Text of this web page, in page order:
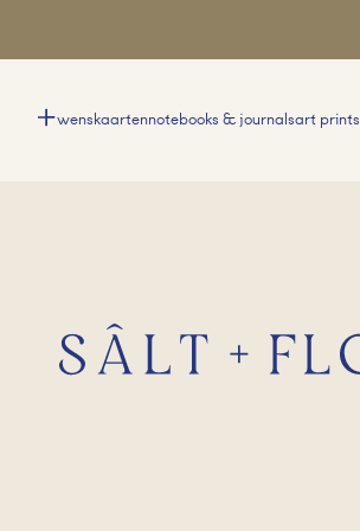
wenskaartennotebooks & journalsart prints